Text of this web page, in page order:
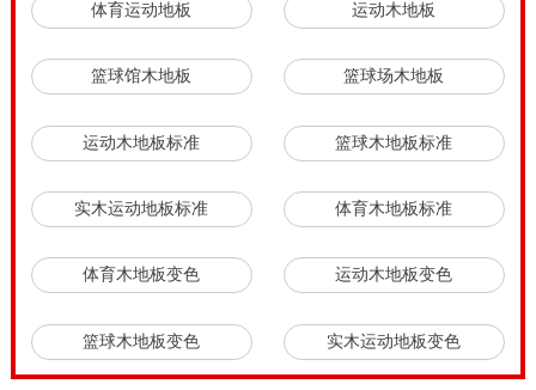
体育运动地板 运动木地板
篮球馆木地板 篮球场木地板
运动木地板标准 篮球木地板标准
实木运动地板标准 体育木地板标准
体育木地板变色 运动木地板变色
篮球木地板变色 实木运动地板变色